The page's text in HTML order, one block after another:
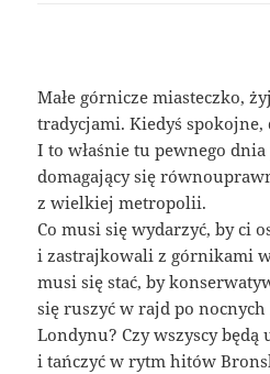
Małe górnicze miasteczko,
tradycjami. Kiedyś
I to właśnie tu pewnego
domagający się
z wielkiej metropolii.
Co musi się wydarzyć, by ci
i zastrajkowali z górnikami
musi się stać, by
się ruszyć w rajd po
Londynu? Czy wszyscy
i tańczyć w rytm hitów